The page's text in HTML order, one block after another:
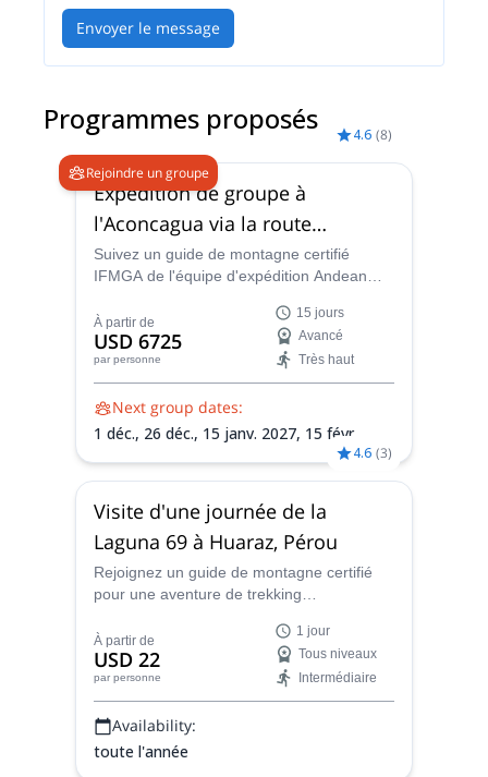
Envoyer le message
Programmes proposés
Rejoindre un groupe
4.6 (8)
Expédition de groupe à
l'Aconcagua via la route
normale, depuis Mendoza
Suivez un guide de montagne certifié
IFMGA de l'équipe d'expédition Andean
cette expédition de 15 jours à l'Aconcagua
depuis Mendoza.
À partir de
USD 6725
par personne
15 jours
Avancé
Très haut
Next group dates:
1 déc., 26 déc., 15 janv. 2027, 15 févr.
4.6 (3)
Visite d'une journée de la
Laguna 69 à Huaraz, Pérou
Rejoignez un guide de montagne certifié
pour une aventure de trekking
Laguna 69, l'un des 400 lacs du parc
national de Huascarán. Profitez d'une vue
imprenable sur les montagnes et d'une
expérience andine unique ouverte à tous.
À partir de
USD 22
par personne
1 jour
Tous niveaux
Intermédiaire
Availability:
toute l'année